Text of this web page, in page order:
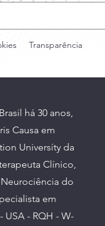
Transparência
há 30 anos,
Causa em
Universíty da
Clínico,
do
em
- RQH - W-